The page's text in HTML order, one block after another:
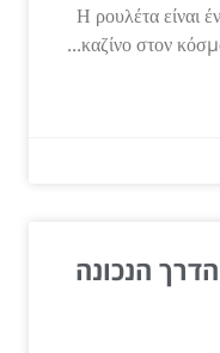
Η ρουλέτα είναι
καζίνο στον
הנכונה